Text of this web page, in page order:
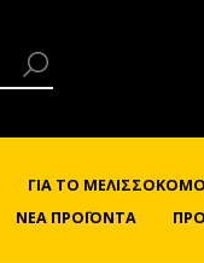
ΓΙΑ ΤΟ ΜΕΛΙΣΣΟΚΌΜΟ
ΝΈΑ ΠΡΟΪΌΝΤΑ